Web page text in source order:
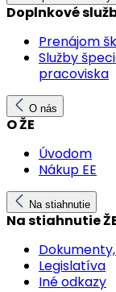
Doplnkové
Prenájom
Služby
pracoviska
O nás
O ŽE
Úvodom
Nákup EE
Na stiahnutie
Na stiahnutie
Legislatíva
Iné odkazy